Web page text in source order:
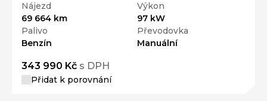
Nájezd
69 664 km
Výkon
97 kW
Palivo
Benzín
Převodovka
Manuální
343 990 Kč s DPH
Přidat k porovnání